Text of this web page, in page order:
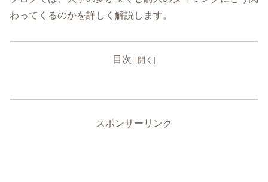
わってくるのかを詳しく解説します。
目次
スポンサーリンク